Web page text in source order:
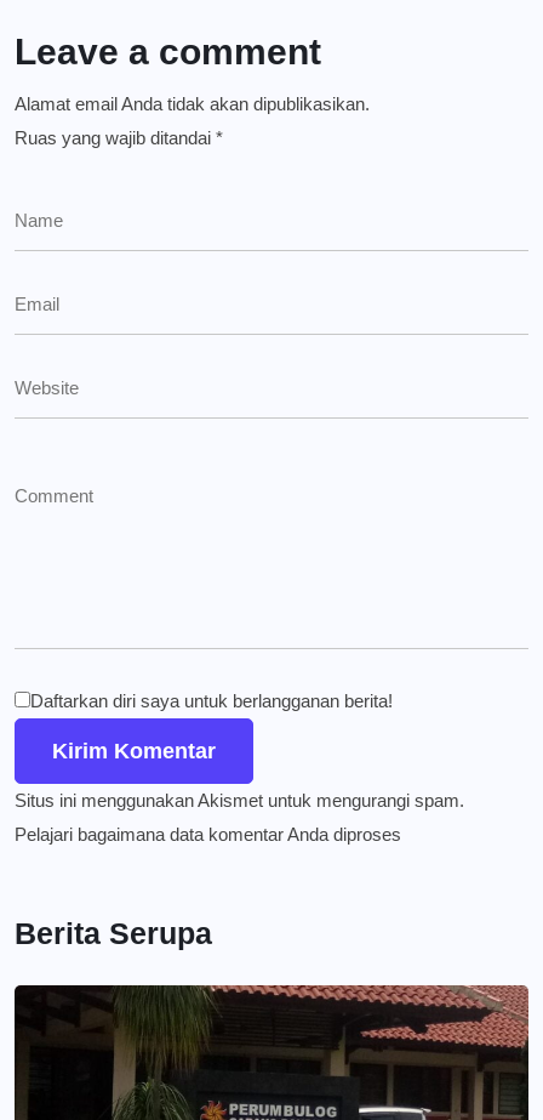
Leave a comment
Alamat email Anda tidak akan dipublikasikan.
Ruas yang wajib ditandai *
Daftarkan diri saya untuk berlangganan berita!
Situs ini menggunakan Akismet untuk mengurangi spam.
Pelajari bagaimana data komentar Anda diproses
Berita Serupa